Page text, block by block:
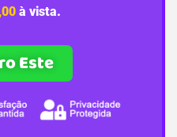
à vista.
Este